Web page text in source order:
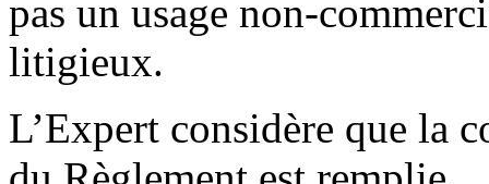
pas un usage non-
litigieux.
L’Expert considère que la